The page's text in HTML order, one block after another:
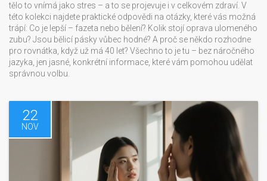
tělo to vnímá jako stres – a to se projevuje i v celkovém zdraví. V
této kolekci najdete praktické odpovědi na otázky, které vás možná
trápí: Co je lepší – fazeta nebo bělení? Kolik stojí oprava ulomeného
zubu? Jsou bělicí pásky vůbec hodné? A proč se někdo rozhodne
pro rovnátka, když už má 40 let? Všechno to je tu – bez náročného
jazyka, jen jasné, konkrétní informace, které vám pomohou udělat
správnou volbu.
22
NOV